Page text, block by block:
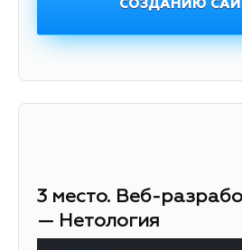
СОЗДАНИЮ
3 место. Веб-
— Нетология